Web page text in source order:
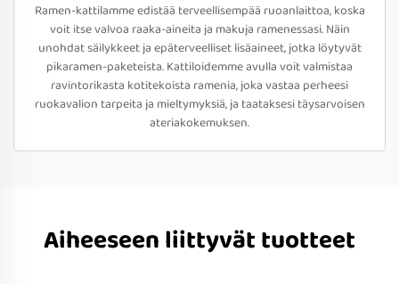
Ramen-kattilamme edistää terveellisempää ruoanlaittoa, koska
voit itse valvoa raaka-aineita ja makuja ramenessasi. Näin
unohdat säilykkeet ja epäterveelliset lisäaineet, jotka löytyvät
pikaramen-paketeista. Kattiloidemme avulla voit valmistaa
ravintorikasta kotitekoista ramenia, joka vastaa perheesi
ruokavalion tarpeita ja mieltymyksiä, ja taataksesi täysarvoisen
ateriakokemuksen.
Aiheeseen liittyvät tuotteet